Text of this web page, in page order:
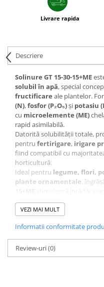
Livrare rapida
Descriere
Solinure GT 15-30-15+ME
solubil în apă, special
fructificare ale plantelor.
(N),fosfor (P₂O₅)și potasiu
cu microelemente (ME)
rapid asimilabilă.
Datorită solubilității totale,
pentru fertirigare, irigare
fiind compatibil cu
horticultură.
Ideal pentru legume, flori,
plante ornamentale,
creșterea fructelor de calitate
Solinure este ideal a fi
generativă - de coacere a
hidrosolubil de bază din
legumicultură.
VEZI MAI MULT
Informatii conformitate
Review-uri(0)